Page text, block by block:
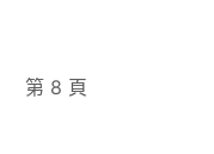
第 8 頁